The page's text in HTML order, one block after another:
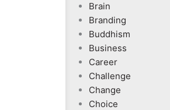
Brain
Branding
Buddhism
Business
Career
Challenge
Change
Choice